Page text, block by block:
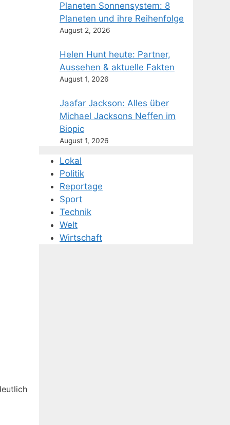
Planeten Sonnensystem: 8
Planeten und ihre Reihenfolge
August 2, 2026
Helen Hunt heute: Partner,
Aussehen & aktuelle Fakten
August 1, 2026
Jaafar Jackson: Alles über
Michael Jacksons Neffen im
Biopic
August 1, 2026
Lokal
Politik
Reportage
Sport
Technik
Welt
Wirtschaft